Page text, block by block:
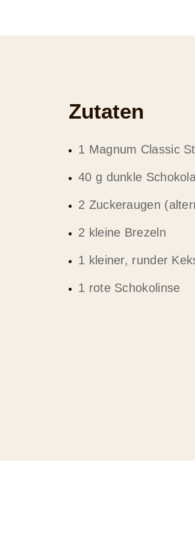
Zutaten
1 Magnum Classic
40 g dunkle
2 Zuckeraugen
2 kleine Brezeln
1 kleiner, runder
1 rote Schokolinse